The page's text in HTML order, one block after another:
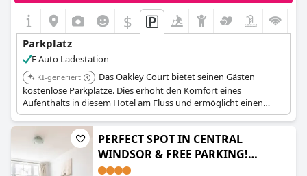
$
Parkplatz
E Auto Ladestation
KI-generiert
Das Oakley Court bietet seinen Gästen
kostenlose Parkplätze. Dies erhöht den Komfort eines
Aufenthalts in diesem Hotel am Fluss und ermöglicht einen
einfachen Fahrzeugzugang und eine sichere Aufbewahrung.
PERFECT SPOT IN CENTRAL
WINDSOR & FREE PARKING!
(PERFECT SPOT IN CENTRAL